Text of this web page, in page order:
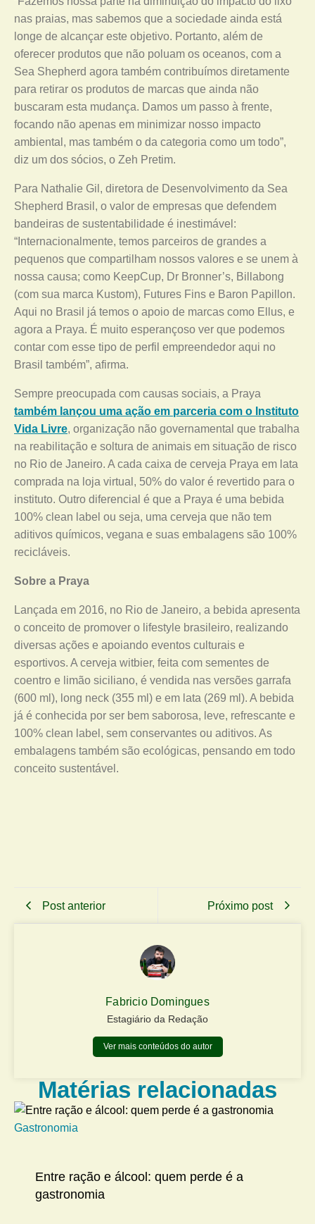
nas praias, mas sabemos que a sociedade ainda está
longe de alcançar este objetivo. Portanto, além de
oferecer produtos que não poluam os oceanos, com a
Sea Shepherd agora também contribuímos diretamente
para retirar os produtos de marcas que ainda não
buscaram esta mudança. Damos um passo à frente,
focando não apenas em minimizar nosso impacto
ambiental, mas também o da categoria como um todo”,
diz um dos sócios, o Zeh Pretim.
Para Nathalie Gil, diretora de Desenvolvimento da Sea
Shepherd Brasil, o valor de empresas que defendem
bandeiras de sustentabilidade é inestimável:
“Internacionalmente, temos parceiros de grandes a
pequenos que compartilham nossos valores e se unem à
nossa causa; como KeepCup, Dr Bronner’s, Billabong
(com sua marca Kustom), Futures Fins e Baron Papillon.
Aqui no Brasil já temos o apoio de marcas como Ellus, e
agora a Praya. É muito esperançoso ver que podemos
contar com esse tipo de perfil empreendedor aqui no
Brasil também”, afirma.
Sempre preocupada com causas sociais, a Praya
também lançou uma ação em parceria com o Instituto
Vida Livre, organização não governamental que trabalha
na reabilitação e soltura de animais em situação de risco
no Rio de Janeiro. A cada caixa de cerveja Praya em lata
comprada na loja virtual, 50% do valor é revertido para o
instituto. Outro diferencial é que a Praya é uma bebida
100% clean label ou seja, uma cerveja que não tem
aditivos químicos, vegana e suas embalagens são 100%
recicláveis.
Sobre a Praya
Lançada em 2016, no Rio de Janeiro, a bebida apresenta
o conceito de promover o lifestyle brasileiro, realizando
diversas ações e apoiando eventos culturais e
esportivos. A cerveja witbier, feita com sementes de
coentro e limão siciliano, é vendida nas versões garrafa
(600 ml), long neck (355 ml) e em lata (269 ml). A bebida
já é conhecida por ser bem saborosa, leve, refrescante e
100% clean label, sem conservantes ou aditivos. As
embalagens também são ecológicas, pensando em todo
conceito sustentável.
Post anterior Próximo post
Fabricio Domingues
Estagiário da Redação
Ver mais conteúdos do autor
Matérias relacionadas
Gastronomia
Entre ração e álcool: quem perde é a
gastronomia